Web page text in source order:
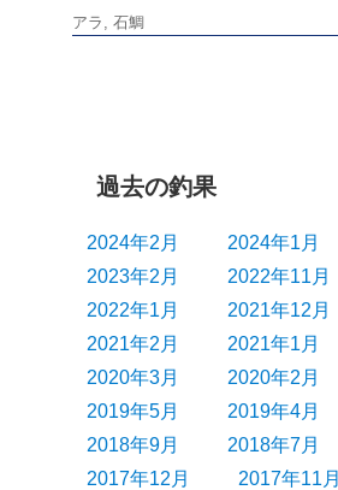
稿
日:
タ
アラ , 石鯛
過去の釣果
2024年2月 2024年1月
2023年2月
2022年11月
2022年1月
2021年12月
2021年2月
2021年1月
2020年3月
2020年2月
2019年5月
2019年4月
2018年9月
2018年7月
2017年12月
2017年11月